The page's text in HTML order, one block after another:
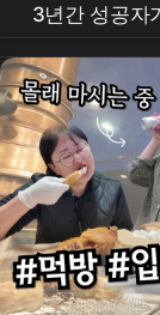
3년간 성공자
뽕 도전